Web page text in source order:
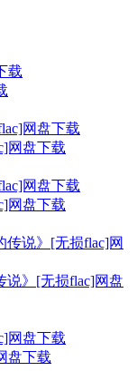
网盘下载
网盘下载
说》[无损flac]网盘
盘下载